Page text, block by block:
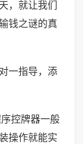
，就让我们
钱之谜的真
一指导，添
控牌器一般
操作就能实